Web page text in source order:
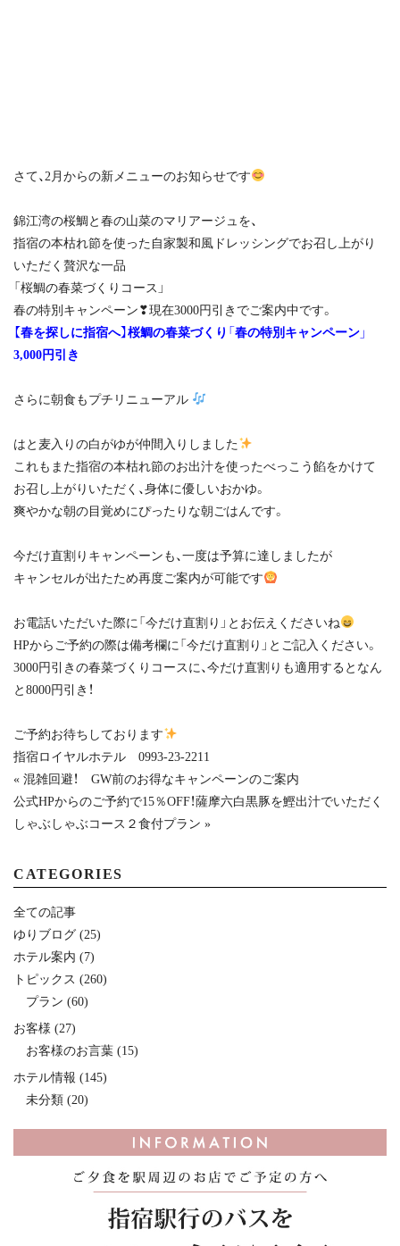
さて、2月からの新メニューのお知らせです
錦江湾の桜鯛と春の山菜のマリアージュを、
指宿の本枯れ節を使った自家製和風ドレッシングでお召し上がり
いただく贅沢な一品
「桜鯛の春菜づくりコース」
春の特別キャンペーン❣現在3000円引きでご案内中です。
【春を探しに指宿へ】桜鯛の春菜づくり「春の特別キャンペーン」
3,000円引き
さらに朝食もプチリニューアル
はと麦入りの白がゆが仲間入りしました
これもまた指宿の本枯れ節のお出汁を使ったべっこう餡をかけて
お召し上がりいただく、身体に優しいおかゆ。
爽やかな朝の目覚めにぴったりな朝ごはんです。
今だけ直割りキャンペーンも、一度は予算に達しましたが
キャンセルが出たため再度ご案内が可能です
お電話いただいた際に「今だけ直割り」とお伝えくださいね
HPからご予約の際は備考欄に「今だけ直割り」とご記入ください。
3000円引きの春菜づくりコースに、今だけ直割りも適用するとなん
と8000円引き！
ご予約お待ちしております
指宿ロイヤルホテル 0993-23-2211
« 混雑回避！ GW前のお得なキャンペーンのご案内
公式HPからのご予約で15％OFF！薩摩六白黒豚を鰹出汁でいただく
しゃぶしゃぶコース２食付プラン »
CATEGORIES
全ての記事
ゆりブログ (25)
ホテル案内 (7)
トピックス (260)
プラン (60)
お客様 (27)
お客様のお言葉 (15)
ホテル情報 (145)
未分類 (20)